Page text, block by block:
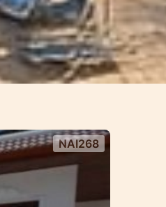
NAI268